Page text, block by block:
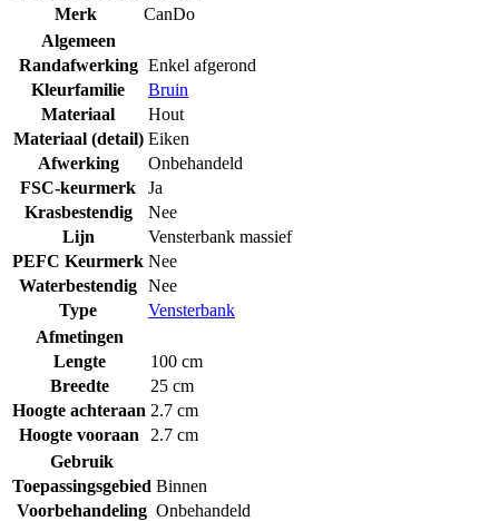
Merk
CanDo
Algemeen
Randafwerking Enkel afgerond
Kleurfamilie
Bruin
Materiaal
Hout
Materiaal (detail) Eiken
Afwerking
Onbehandeld
FSC-keurmerk
Ja
Krasbestendig
Nee
Lijn
Vensterbank massief
PEFC Keurmerk Nee
Waterbestendig Nee
Type
Vensterbank
Afmetingen
Lengte
100 cm
Breedte
25 cm
Hoogte achteraan 2.7 cm
Hoogte vooraan
2.7 cm
Gebruik
Toepassingsgebied Binnen
Voorbehandeling Onbehandeld